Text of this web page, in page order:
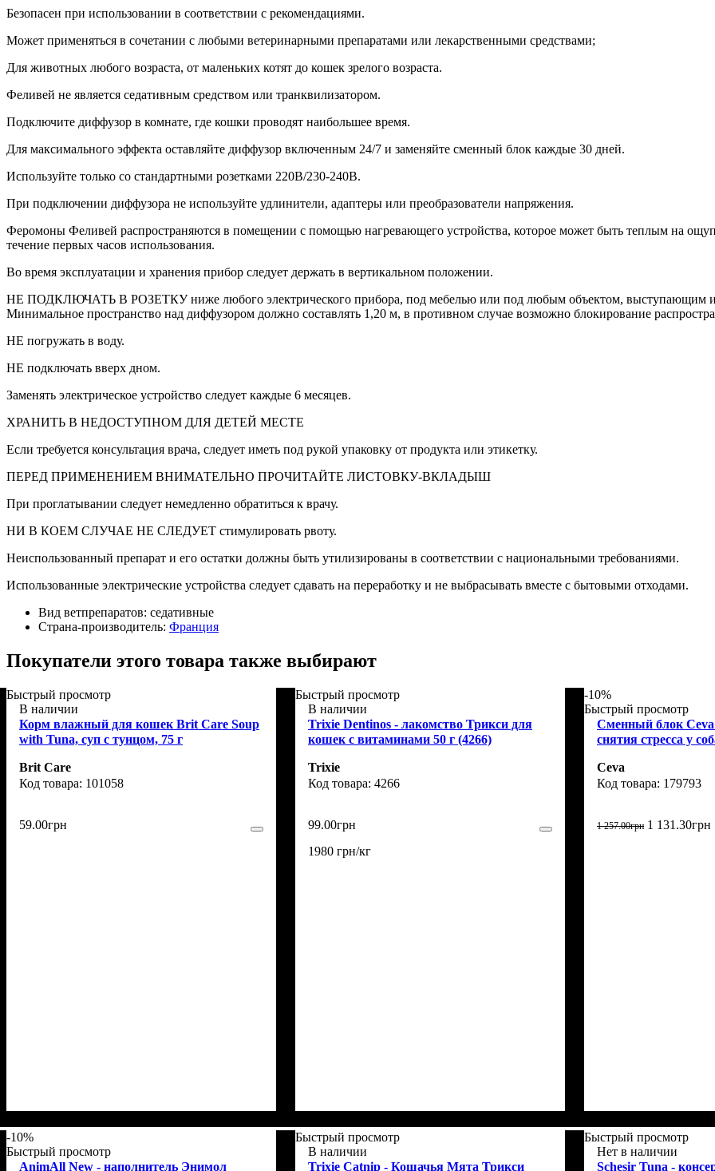
Безопасен при использовании в соответствии с рекомендациями.
Может применяться в сочетании с любыми ветеринарными препаратами или лекарственными средствами;
Для животных любого возраста, от маленьких котят до кошек зрелого возраста.
Феливей не является седативным средством или транквилизатором.
Подключите диффузор в комнате, где кошки проводят наибольшее время.
Для максимального эффекта оставляйте диффузор включенным 24/7 и заменяйте сменный блок каждые 30 дней.
Используйте только со стандартными розетками 220В/230-240В.
При подключении диффузора не используйте удлинители, адаптеры или преобразователи напряжения.
Феромоны Феливей распространяются в помещении с помощью нагревающего устройства, которое может быть теплым на
течение первых часов использования.
Во время эксплуатации и хранения прибор следует держать в вертикальном положении.
НЕ ПОДКЛЮЧАТЬ В РОЗЕТКУ ниже любого электрического прибора, под мебелью или под любым объектом, выступающим из
Минимальное пространство над диффузором должно составлять 1,20 м, в противном случае возможно блокирование
НЕ погружать в воду.
НЕ подключать вверх дном.
Заменять электрическое устройство следует каждые 6 месяцев.
ХРАНИТЬ В НЕДОСТУПНОМ ДЛЯ ДЕТЕЙ МЕСТЕ
Если требуется консультация врача, следует иметь под рукой упаковку от продукта или этикетку.
ПЕРЕД ПРИМЕНЕНИЕМ ВНИМАТЕЛЬНО ПРОЧИТАЙТЕ ЛИСТОВКУ-ВКЛАДЫШ
При проглатывании следует немедленно обратиться к врачу.
НИ В КОЕМ СЛУЧАЕ НЕ СЛЕДУЕТ стимулировать рвоту.
Неиспользованный препарат и его остатки должны быть утилизированы в соответствии с национальными требованиями.
Использованные электрические устройства следует сдавать на переработку и не выбрасывать вместе с бытовыми отходами.
Вид ветпрепаратов: седативные
Страна-производитель: Франция
Покупатели этого товара также выбирают
Быстрый просмотр
В наличии
Корм влажный для кошек Brit Care Soup
with Tuna, суп с тунцом, 75 г
Brit Care
101058
59.00грн
Быстрый просмотр
В наличии
Trixie Dentinos - лакомство Трикси для
кошек с витаминами 50 г (4266)
Trixie
4266
99.00грн
1980 грн/кг
-10%
Быстрый просмотр
Сменный блок Ceva
снятия стресса у
Ceva
179793
1 257.00грн 1 131 .30грн
-10%
Быстрый просмотр
AnimAll New - наполнитель Энимол
Быстрый просмотр
В наличии
Trixie Catnip - Кошачья Мята Трикси
Быстрый просмотр
Нет в наличии
Schesir Tuna -